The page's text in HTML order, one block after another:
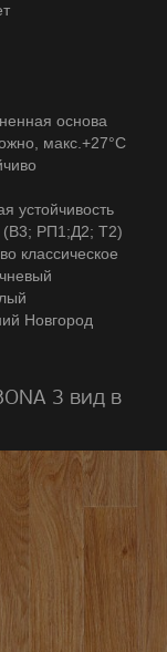
основа
макс.+27°С
устойчивость
РП1;Д2; Т2)
классическое
Новгород
3 вид в